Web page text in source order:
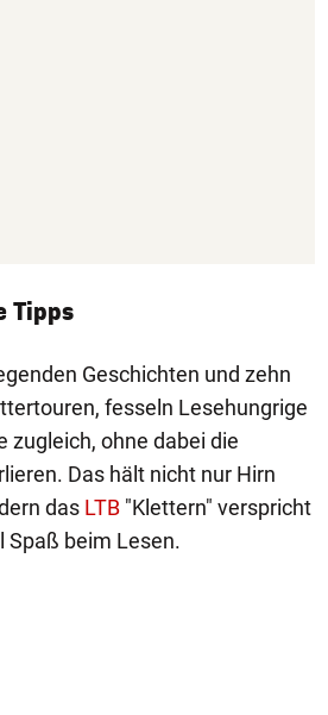
Tipps
Geschichten und zehn
fesseln Lesehungrige
zugleich, ohne dabei die
Das hält nicht nur Hirn
das LTB "Klettern" verspricht
Spaß beim Lesen.